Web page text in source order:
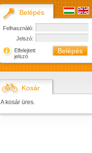
Kosár
A kosár üres.
Belépés
Felhasználó:
Jelszó:
Elfelejtett
jelszó